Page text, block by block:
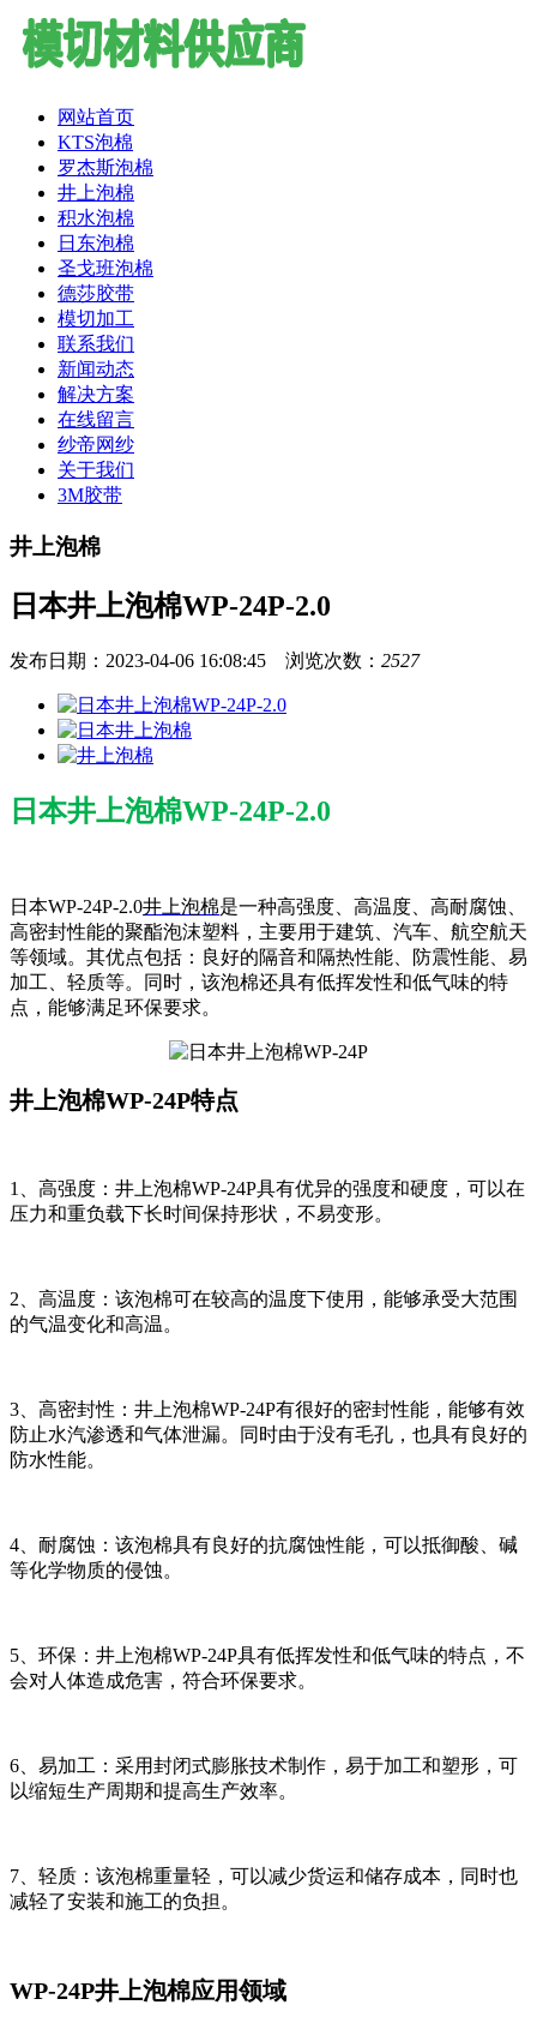
网站首页
KTS泡棉
罗杰斯泡棉
井上泡棉
积水泡棉
日东泡棉
圣戈班泡棉
德莎胶带
模切加工
联系我们
新闻动态
解决方案
在线留言
纱帝网纱
关于我们
3M胶带
井上泡棉
日本井上泡棉WP-24P-2.0
发布日期：2023-04-06 16:08:45 浏览次数： 2527
日本井上泡棉WP-24P-2.0
日本WP-24P-2.0井上泡棉是一种高强度、高温度、高耐腐蚀、
高密封性能的聚酯泡沫塑料，主要用于建筑、汽车、航空航天
等领域。其优点包括：良好的隔音和隔热性能、防震性能、易
加工、轻质等。同时，该泡棉还具有低挥发性和低气味的特
点，能够满足环保要求。
井上泡棉WP-24P特点
1、高强度：井上泡棉WP-24P具有优异的强度和硬度，可以在
压力和重负载下长时间保持形状，不易变形。
2、高温度：该泡棉可在较高的温度下使用，能够承受大范围
的气温变化和高温。
3、高密封性：井上泡棉WP-24P有很好的密封性能，能够有效
防止水汽渗透和气体泄漏。同时由于没有毛孔，也具有良好的
防水性能。
4、耐腐蚀：该泡棉具有良好的抗腐蚀性能，可以抵御酸、碱
等化学物质的侵蚀。
5、环保：井上泡棉WP-24P具有低挥发性和低气味的特点，不
会对人体造成危害，符合环保要求。
6、易加工：采用封闭式膨胀技术制作，易于加工和塑形，可
以缩短生产周期和提高生产效率。
7、轻质：该泡棉重量轻，可以减少货运和储存成本，同时也
减轻了安装和施工的负担。
WP-24P井上泡棉应用领域